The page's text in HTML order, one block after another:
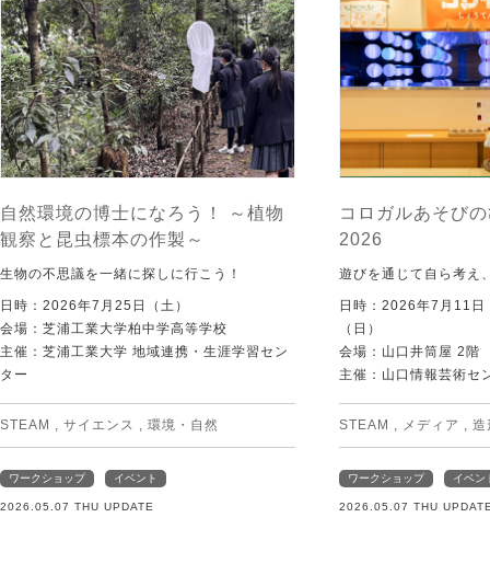
自然環境の博士になろう！ ～植物
観察と昆虫標本の作製～
生物の不思議を一緒に探しに行こう！
日時：2026年7月25日（土）
会場：芝浦工業大学柏中学高等学校
主催：芝浦工業大学 地域連携・生涯学習セン
ター
STEAM , サイエンス , 環境・自然
ワークショップ イベント
2026.05.07 THU UPDATE
コロガルあそび
2026
遊びを通じて自ら考え
日時：2026年7月11
（日）
会場：山口井筒屋 2階
主催：山口情報芸術セ
STEAM , メディア , 造
ワークショップ イベン
2026.05.07 THU